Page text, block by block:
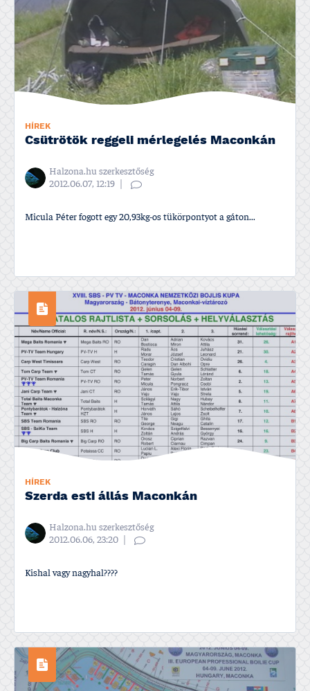
HÍREK
Csütrötök reggeli mérlegelés Maconkán
Halzona.hu szerkesztőség
2012.06.07, 12:19
Micula Péter fogott egy 20,93kg-os tükörpontyot a gáton...
HÍREK
Szerda esti állás Maconkán
Halzona.hu szerkesztőség
2012.06.06, 23:20
Kishal vagy nagyhal????